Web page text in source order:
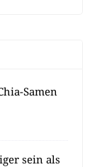
Samen
sein als